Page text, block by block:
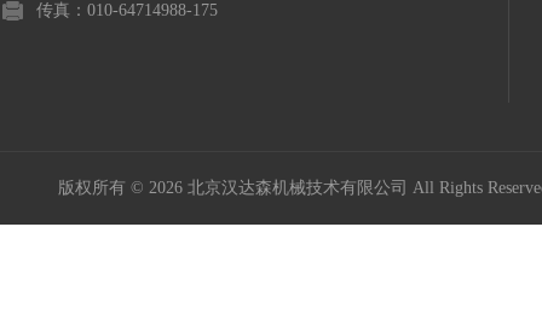
传真：010-64714988-175
版权所有 © 2026 北京汉达森机械技术有限公司 All Rights